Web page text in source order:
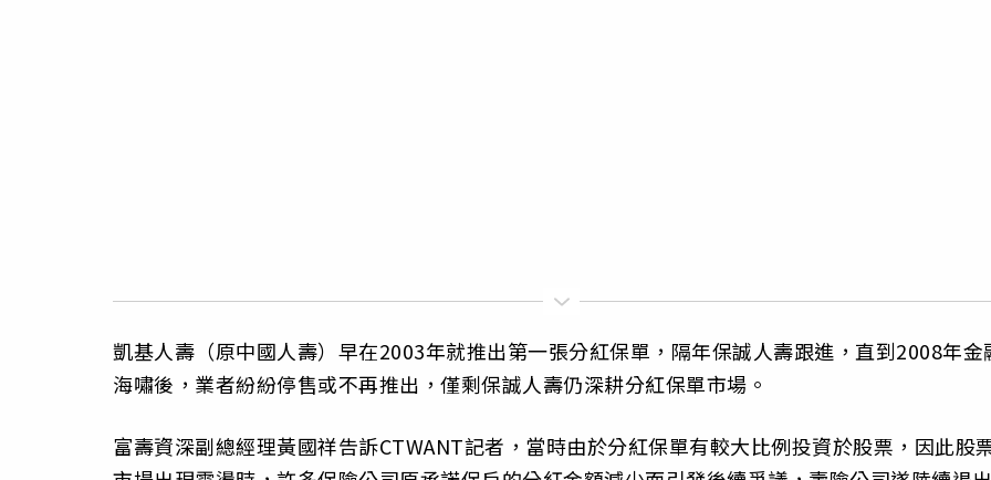
凱基人壽（原中國人壽）早在2003年就推出第一張分紅保單，隔年保誠人壽跟進，直到2008年金
海嘯後，業者紛紛停售或不再推出，僅剩保誠人壽仍深耕分紅保單市場。
富壽資深副總經理黃國祥告訴CTWANT記者，當時由於分紅保單有較大比例投資於股票，因此股